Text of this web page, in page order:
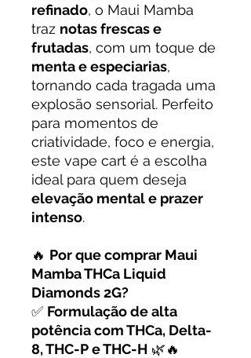
refinado, o Maui Mamba
traz notas frescas e
frutadas, com um toque de
menta e especiarias,
tornando cada tragada uma
explosão sensorial. Perfeito
para momentos de
criatividade, foco e energia,
este vape cart é a escolha
ideal para quem deseja
elevação mental e prazer
intenso.
🔥 Por que comprar Maui
Mamba THCa Liquid
Diamonds 2G?
✅ Formulação de alta
potência com THCa, Delta-
8, THC-P e THC-H 🌿🔥